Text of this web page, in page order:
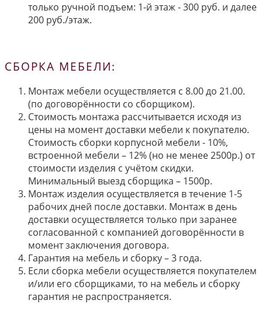
только ручной подъем: 1-й этаж - 300 руб. и далее
200 руб./этаж.
СБОРКА МЕБЕЛИ:
Монтаж мебели осуществляется с 8.00 до 21.00.
(по договорённости со сборщиком).
Стоимость монтажа рассчитывается исходя из
цены на момент доставки мебели к покупателю.
Стоимость сборки корпусной мебели - 10%,
встроенной мебели – 12% (но не менее 2500р.) от
стоимости изделия с учётом скидки.
Минимальный выезд сборщика – 1500р.
Монтаж изделия осуществляется в течение 1-5
рабочих дней после доставки. Монтаж в день
доставки осуществляется только при заранее
согласованной с компанией договорённости в
момент заключения договора.
Гарантия на мебель и сборку – 3 года.
Если сборка мебели осуществляется покупателем
и/или его сборщиками, то на мебель и сборку
гарантия не распространяется.